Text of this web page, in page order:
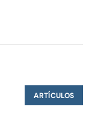
ARTÍCULOS